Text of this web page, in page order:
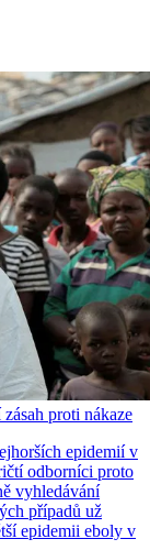
proti nákaze
epidemií v
odborníci proto
vyhledávání
případů už
epidemii eboly v